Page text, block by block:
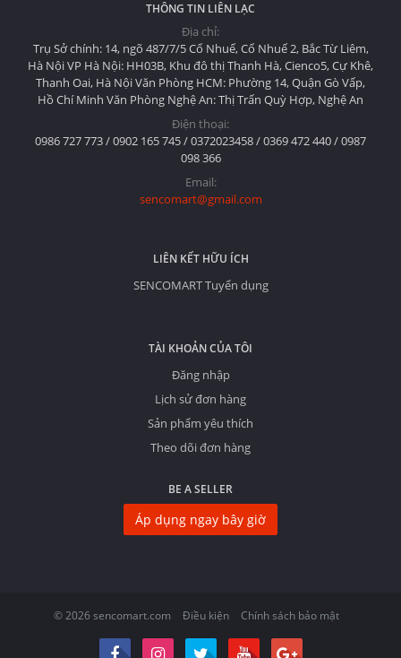
THÔNG TIN LIÊN LẠC
Địa chỉ:
Trụ Sở chính: 14, ngõ 487/7/5 Cổ Nhuế, Cổ Nhuế 2, Bắc Từ Liêm,
Hà Nội VP Hà Nội: HH03B, Khu đô thị Thanh Hà, Cienco5, Cự Khê,
Thanh Oai, Hà Nội Văn Phòng HCM: Phường 14, Quận Gò Vấp,
Hồ Chí Minh Văn Phòng Nghệ An: Thị Trấn Quỳ Hợp, Nghệ An
Điện thoại:
0986 727 773 / 0902 165 745 / 0372023458 / 0369 472 440 / 0987
098 366
Email:
sencomart@gmail.com
LIÊN KẾT HỮU ÍCH
SENCOMART Tuyển dụng
TÀI KHOẢN CỦA TÔI
Đăng nhập
Lịch sử đơn hàng
Sản phẩm yêu thích
Theo dõi đơn hàng
BE A SELLER
Áp dụng ngay bây giờ
© 2026 sencomart.com Điều kiện Chính sách bảo mật